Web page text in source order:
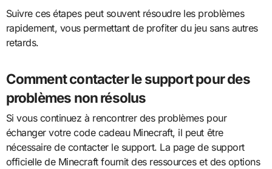
Suivre ces étapes peut souvent résoudre les problèmes
rapidement, vous permettant de profiter du jeu sans autres
retards.
Comment contacter le support pour des
problèmes non résolus
Si vous continuez à rencontrer des problèmes pour
échanger votre code cadeau Minecraft, il peut être
nécessaire de contacter le support. La page de support
officielle de Minecraft fournit des ressources et des options